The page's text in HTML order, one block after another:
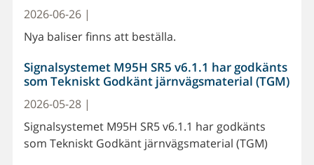
2026-06-26 |
Nya baliser finns att beställa.
Signalsystemet M95H SR5 v6.1.1 har godkänts
som Tekniskt Godkänt järnvägsmaterial (TGM)
2026-05-28 |
Signalsystemet M95H SR5 v6.1.1 har godkänts
som Tekniskt Godkänt järnvägsmaterial (TGM)